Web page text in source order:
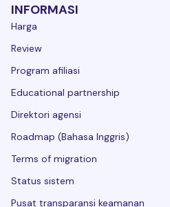
INFORMASI
Harga
Review
Program afiliasi
Educational partnership
Direktori agensi
Roadmap (Bahasa Inggris)
Terms of migration
Status sistem
Pusat transparansi keamanan